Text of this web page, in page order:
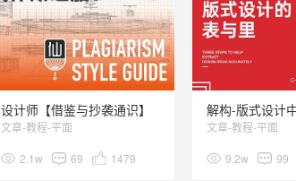
设计师【借鉴与抄袭通识】
文章-教程-平面
2.1w 69 1479
文章-教程-平面
9.2w 99